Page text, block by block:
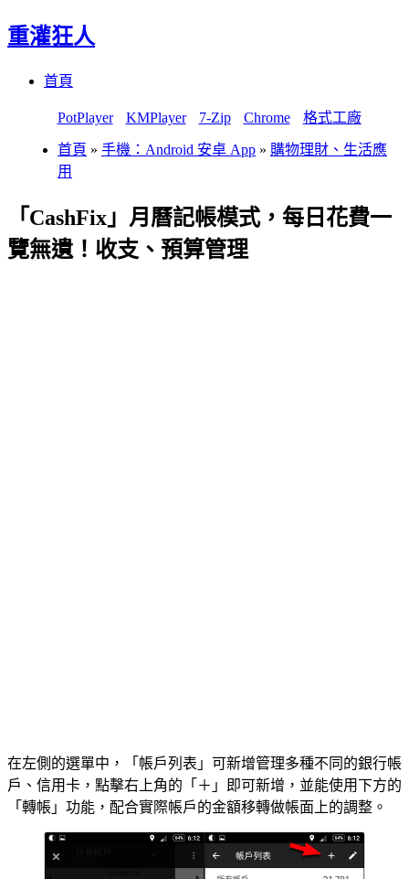
重灌狂人
首頁
PotPlayer KMPlayer 7-Zip Chrome 格式工廠
首頁 » 手機：Android 安卓 App » 購物理財、生活應
用
「CashFix」月曆記帳模式，每日花費一
覽無遺！收支、預算管理
在左側的選單中，「帳戶列表」可新增管理多種不同的銀行帳
戶、信用卡，點擊右上角的「＋」即可新增，並能使用下方的
「轉帳」功能，配合實際帳戶的金額移轉做帳面上的調整。